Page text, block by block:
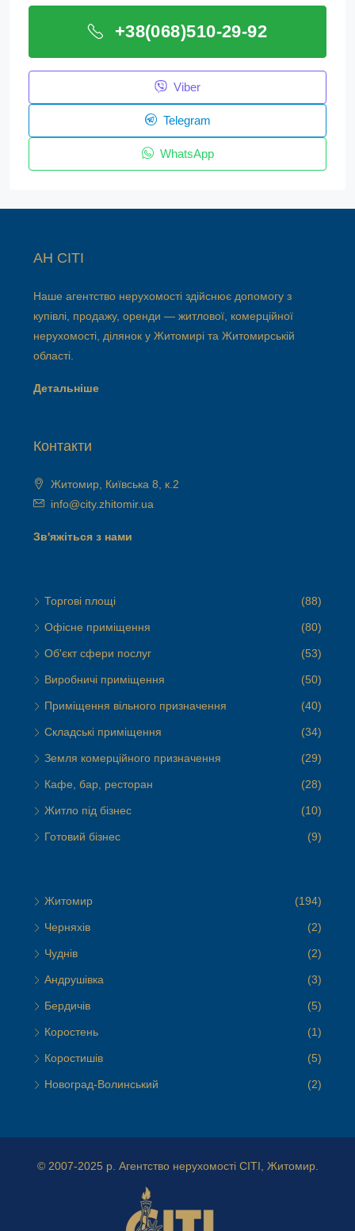
+38(068)510-29-92
Viber
Telegram
WhatsApp
АН СІТІ
Наше агентство нерухомості здійснює допомогу з
купівлі, продажу, оренди — житлової, комерційної
нерухомості, ділянок у Житомирі та Житомирській
області.
Детальніше
Контакти
Житомир, Київська 8, к.2
info@city.zhitomir.ua
Зв'яжіться з нами
Торгові площі (88)
Офісне приміщення (80)
Об'єкт сфери послуг (53)
Виробничі приміщення (50)
Приміщення вільного призначення (40)
Складські приміщення (34)
Земля комерційного призначення (29)
Кафе, бар, ресторан (28)
Житло під бізнес (10)
Готовий бізнес (9)
Житомир (194)
Черняхів (2)
Чуднів (2)
Андрушівка (3)
Бердичів (5)
Коростень (1)
Коростишів (5)
Новоград-Волинський (2)
© 2007-2025 р. Агентство нерухомості СІТІ, Житомир.